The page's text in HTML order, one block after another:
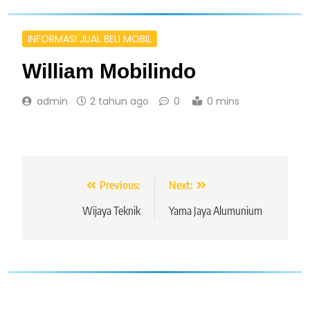
INFORMASI JUAL BELI MOBIL
William Mobilindo
admin 2 tahun ago 0 0 mins
Navigasi Previous:
Wijaya Teknik
Next:
Yama Jaya Alumunium